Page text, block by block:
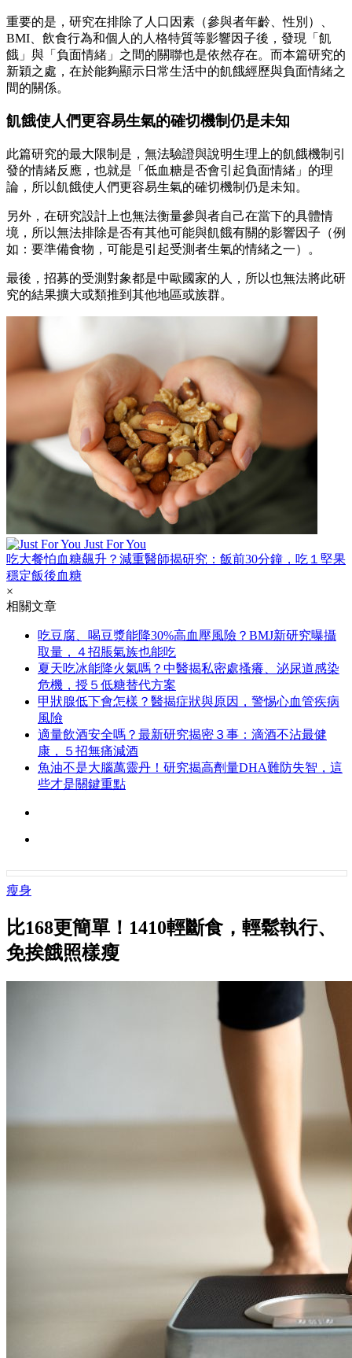
重要的是，研究在排除了人口因素（參與者年齡、性別）、
BMI、飲食行為和個人的人格特質等影響因子後，發現「飢
餓」與「負面情緒」之間的關聯也是依然存在。而本篇研究的
新穎之處，在於能夠顯示日常生活中的飢餓經歷與負面情緒之
間的關係。
飢餓使人們更容易生氣的確切機制仍是未知
此篇研究的最大限制是，無法驗證與說明生理上的飢餓機制引
發的情緒反應，也就是「低血糖是否會引起負面情緒」的理
論，所以飢餓使人們更容易生氣的確切機制仍是未知。
另外，在研究設計上也無法衡量參與者自己在當下的具體情
境，所以無法排除是否有其他可能與飢餓有關的影響因子（例
如：要準備食物，可能是引起受測者生氣的情緒之一）。
最後，招募的受測對象都是中歐國家的人，所以也無法將此研
究的結果擴大或類推到其他地區或族群。
Just For You
吃大餐怕血糖飆升？減重醫師揭研究：飯前30分鐘，吃１堅果
穩定飯後血糖
×
相關文章
吃豆腐、喝豆漿能降30%高血壓風險？BMJ新研究曝攝
取量，４招脹氣族也能吃
夏天吃冰能降火氣嗎？中醫揭私密處搔癢、泌尿道感染
危機，授５低糖替代方案
甲狀腺低下會怎樣？醫揭症狀與原因，警惕心血管疾病
風險
適量飲酒安全嗎？最新研究揭密３事：滴酒不沾最健
康，５招無痛減酒
魚油不是大腦萬靈丹！研究揭高劑量DHA難防失智，這
些才是關鍵重點
瘦身
比168更簡單！1410輕斷食，輕鬆執行、
免挨餓照樣瘦